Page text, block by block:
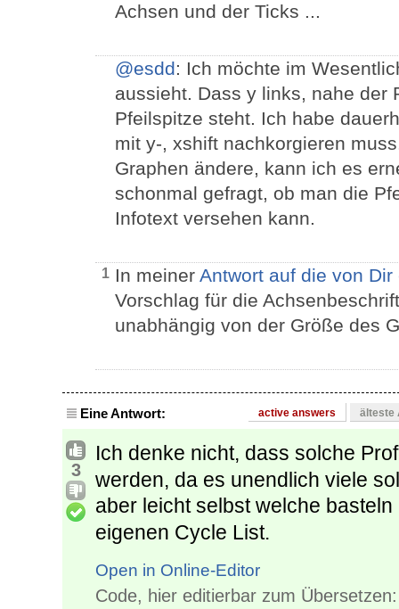
Achsen und der Ticks ...
@esdd: Ich möchte im
aussieht. Dass y links, nahe der
Pfeilspitze steht. Ich habe
mit y-, xshift nachkorgieren
Graphen ändere, kann ich es
schonmal gefragt, ob man die
Infotext versehen kann.
1 In meiner Antwort auf die von
Vorschlag für die
unabhängig von der Größe des
Eine Antwort: active answers älteste
3
Ich denke nicht, dass solche
werden, da es unendlich viele
aber leicht selbst welche
eigenen Cycle List.
Open in Online-Editor
Code, hier editierbar zum Übersetzen: